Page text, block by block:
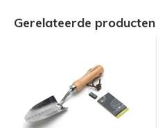
Gerelateerde producten